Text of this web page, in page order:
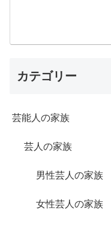
カテゴリー
芸能人の家族
芸人の家族
男性芸人の家族
女性芸人の家族